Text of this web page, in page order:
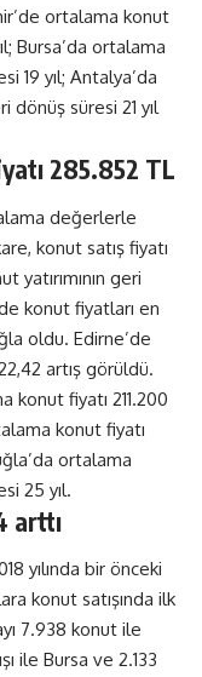
ortalama konut
Bursa’da ortalama
19 yıl; Antalya’da
dönüş süresi 21 yıl
285.852 TL
değerlerle
konut satış fiyatı
geri
konut fiyatları en
oldu. Edirne’de
artış görüldü.
konut fiyatı 211.200
konut fiyatı
ortalama
25 yıl.
arttı
yılında bir önceki
konut satışında ilk
7.938 konut ile
ile Bursa ve 2.133